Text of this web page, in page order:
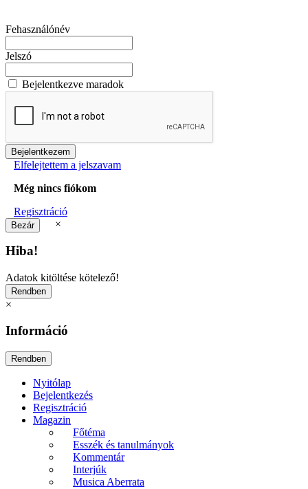
Fehasználónév
Jelszó
Bejelentkezve maradok
Elfelejtettem a jelszavam
Még nincs fiókom
Regisztráció
×
Hiba!
Adatok kitöltése kötelező!
×
Információ
Nyitólap
Bejelentkezés
Regisztráció
Magazin
Főtéma
Esszék és tanulmányok
Kommentár
Interjúk
Musica Aberrata